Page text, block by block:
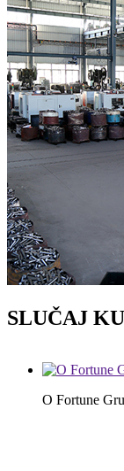
SLUČAJ
O Fortune